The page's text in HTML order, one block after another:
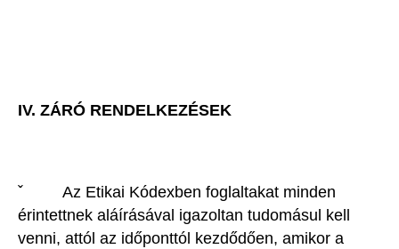
IV. ZÁRÓ RENDELKEZÉSEK
ˇ Az Etikai Kódexben foglaltakat minden
érintettnek aláírásával igazoltan tudomásul kell
venni, attól az időponttól kezdődően, amikor a